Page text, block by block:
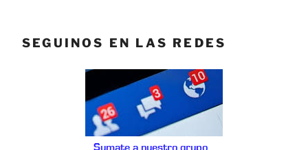
SEGUINOS EN LAS REDES